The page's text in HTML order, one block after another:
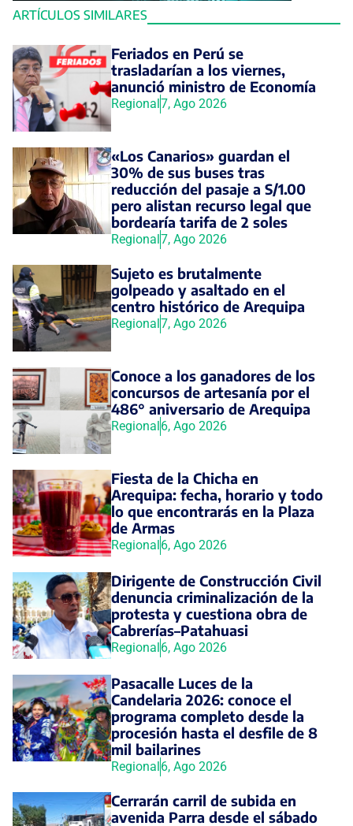
ARTÍCULOS SIMILARES
Feriados en Perú se
trasladarían a los viernes,
anunció ministro de Economía
Regional7, Ago 2026
«Los Canarios» guardan el
30% de sus buses tras
reducción del pasaje a S/1.00
pero alistan recurso legal que
bordearía tarifa de 2 soles
Regional7, Ago 2026
Sujeto es brutalmente
golpeado y asaltado en el
centro histórico de Arequipa
Regional7, Ago 2026
Conoce a los ganadores de los
concursos de artesanía por el
486° aniversario de Arequipa
Regional6, Ago 2026
Fiesta de la Chicha en
Arequipa: fecha, horario y todo
lo que encontrarás en la Plaza
de Armas
Regional6, Ago 2026
Dirigente de Construcción Civil
denuncia criminalización de la
protesta y cuestiona obra de
Cabrerías–Patahuasi
Regional6, Ago 2026
Pasacalle Luces de la
Candelaria 2026: conoce el
programa completo desde la
procesión hasta el desfile de 8
mil bailarines
Regional6, Ago 2026
Cerrarán carril de subida en
avenida Parra desde el sábado